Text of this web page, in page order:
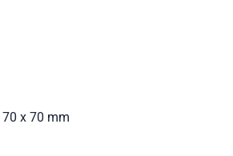
x 70 mm